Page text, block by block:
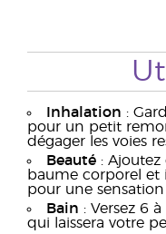
Inhalation :
pour un petit
dégager les voies
Beauté :
baume corporel et
pour une sensation
Bain : Versez 6
qui laissera votre